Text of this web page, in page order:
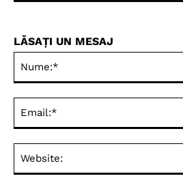
LĂSAȚI UN MESAJ